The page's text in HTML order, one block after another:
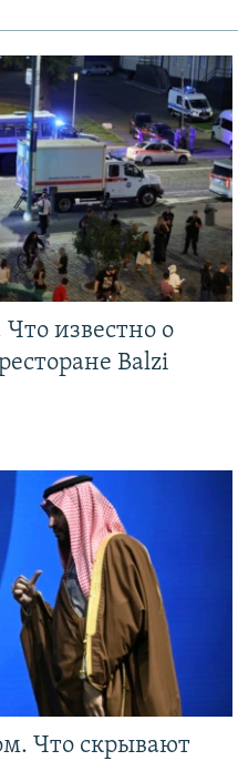
известно о
Balzi
Что скрывают